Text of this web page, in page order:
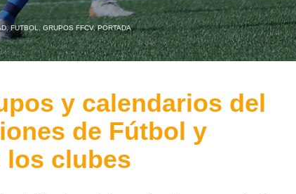
,FUTBOL, GRUPOS FFCV,PORTADA
y calendarios del
de Fútbol y
los clubes